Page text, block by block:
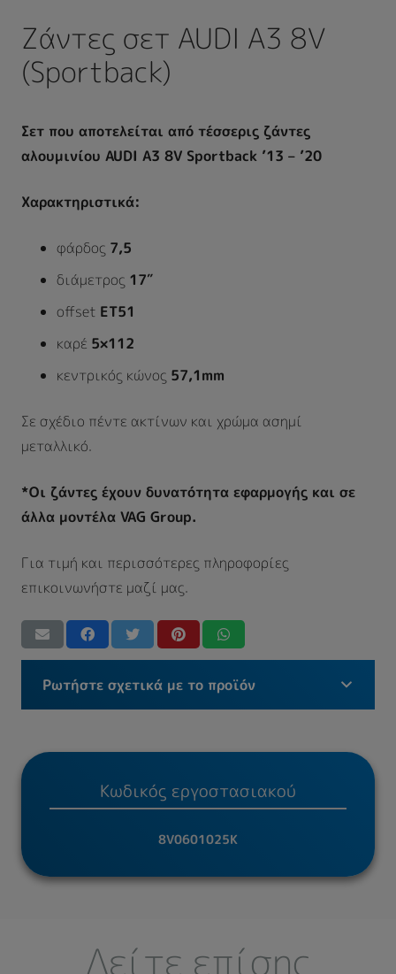
Ζάντες σετ AUDI A3 8V
(Sportback)
Σετ που αποτελείται από τέσσερις ζάντες
αλουμινίου AUDI A3 8V Sportback ’13 – ’20
Χαρακτηριστικά:
φάρδος 7,5
διάμετρος 17″
offset ΕΤ51
καρέ 5×112
κεντρικός κώνος 57,1mm
Σε σχέδιο πέντε ακτίνων και χρώμα ασημί
μεταλλικό.
*Οι ζάντες έχουν δυνατότητα εφαρμογής και σε
άλλα μοντέλα VAG Group.
Για τιμή και περισσότερες πληροφορίες
επικοινωνήστε μαζί μας.
Ρωτήστε σχετικά με το προϊόν
Κωδικός εργοστασιακού
8V0601025K
Δείτε επίσης